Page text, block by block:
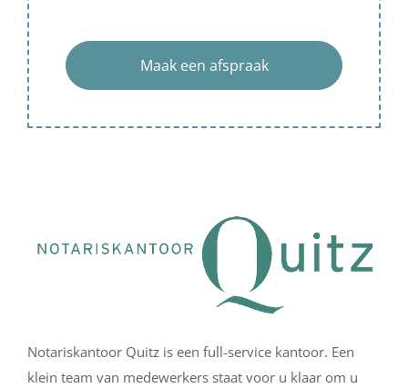
Maak een afspraak
Notariskantoor Quitz is een full-service kantoor. Een
klein team van medewerkers staat voor u klaar om u